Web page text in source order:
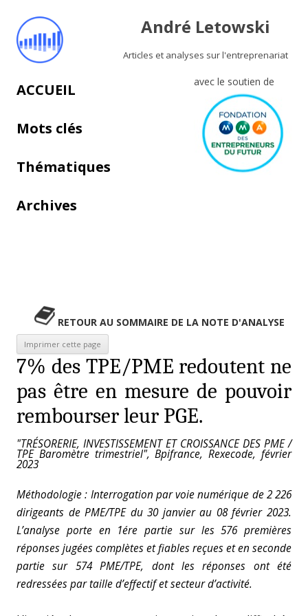
André Letowski
Articles et analyses sur l'entreprenariat
avec le soutien de
Aller au contenu principal
ACCUEIL
Mots clés
Thématiques
Archives
RETOUR AU SOMMAIRE DE LA NOTE D'ANALYSE
7% des TPE/PME redoutent ne
pas être en mesure de pouvoir
rembourser leur PGE.
"TRÉSORERIE, INVESTISSEMENT ET CROISSANCE DES PME /
TPE Baromètre trimestriel", Bpifrance, Rexecode, février
2023
Méthodologie : Interrogation par voie numérique de 2 226
dirigeants de PME/TPE du 30 janvier au 08 février 2023.
L’analyse porte en 1ére partie sur les 576 premières
réponses jugées complètes et fiables reçues et en seconde
partie sur 574 PME/TPE, dont les réponses ont été
redressées par taille d’effectif et secteur d’activité.